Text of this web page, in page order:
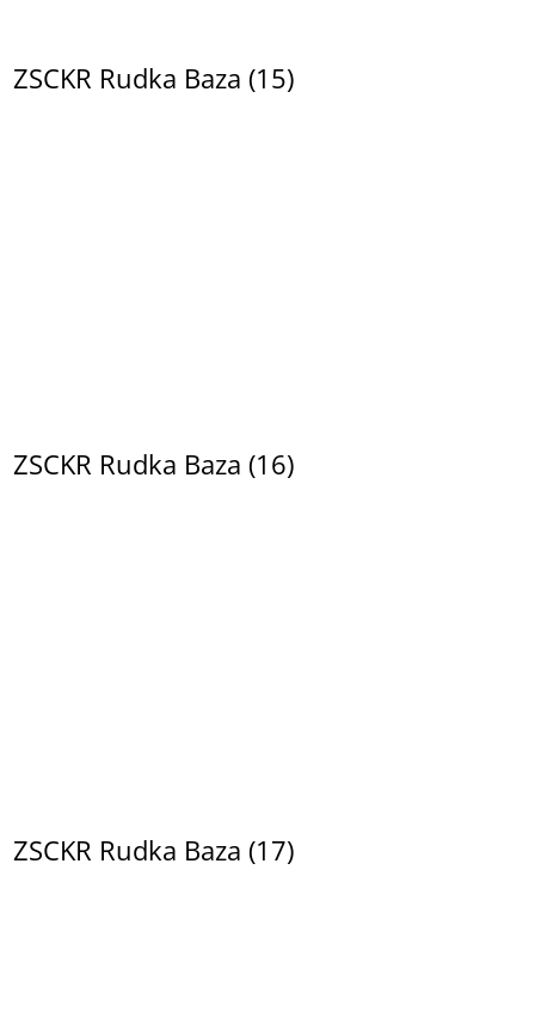
ZSCKR Rudka Baza (15)
ZSCKR Rudka Baza (16)
ZSCKR Rudka Baza (17)